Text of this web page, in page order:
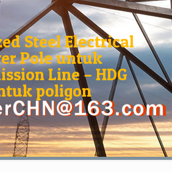
Steel Electrical
Pole untuk
Line – HDG
poligon